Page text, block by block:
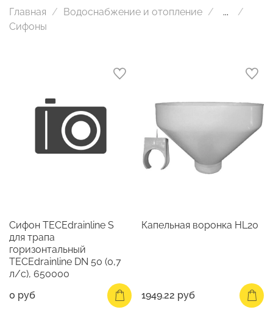
Главная Водоснабжение и отопление
...
Сифоны
Сифон TECEdrainline S
для трапа
горизонтальный
TECEdrainline DN 50 (0,7
л/с), 650000
0 руб
Капельная воронка HL20
1949.22 руб